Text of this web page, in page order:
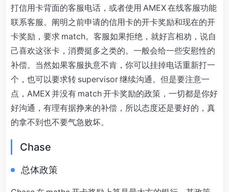
打信用卡背面的客服电话，或者使用 AMEX 在线客服功能
联系客服。阐明之前申请的信用卡的开卡奖励和现在的开
卡奖励，要求 match。客服如果拒绝，就好言相劝，说自
己喜欢这张卡，消费挺多之类的。一般会给一些安慰性的
补偿。当然如果客服执意不肯，你可以挂掉电话重新打一
个，也可以要求转 supervisor 继续沟通。但是要注意一
点，AMEX 并没有 match 开卡奖励的政策，一切都是你好
好沟通，有理有据挣来的补偿，所以态度还是要好的，真
的拿不到也不要气急败坏。
Chase
总体政策